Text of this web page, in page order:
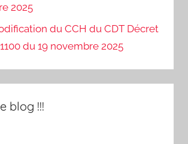
2025
du CCH du CDT Décret
du 19 novembre 2025
blog !!!